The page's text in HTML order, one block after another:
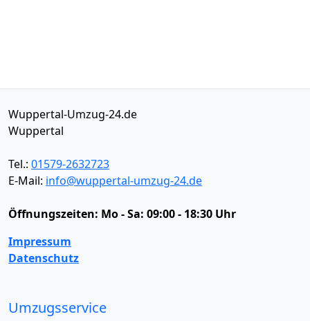
Wuppertal-Umzug-24.de
Wuppertal
Tel.: 01579-2632723
E-Mail: info@wuppertal-umzug-24.de
Öffnungszeiten: Mo - Sa: 09:00 - 18:30 Uhr
Impressum
Datenschutz
Umzugsservice